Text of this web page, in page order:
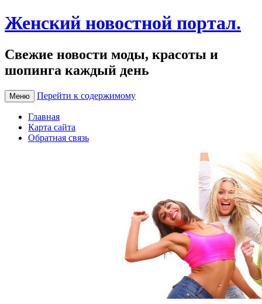
Женский новостной портал.
Свежие новости моды, красоты и
шопинга каждый день
Меню Перейти к содержимому
Главная
Карта сайта
Обратная связь